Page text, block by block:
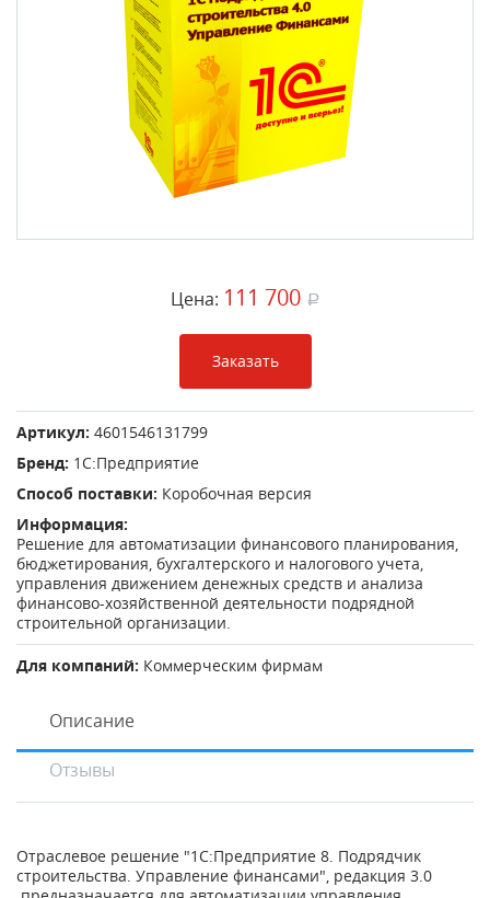
Цена: 111 700 a
Заказать
Артикул: 4601546131799
Бренд: 1С:Предприятие
Способ поставки: Коробочная версия
Информация:
Решение для автоматизации финансового планирования,
бюджетирования, бухгалтерского и налогового учета,
управления движением денежных средств и анализа
финансово-хозяйственной деятельности подрядной
строительной организации.
Для компаний: Коммерческим фирмам
Описание
Отзывы
Отраслевое решение "1С:Предприятие 8. Подрядчик
строительства. Управление финансами", редакция 3.0